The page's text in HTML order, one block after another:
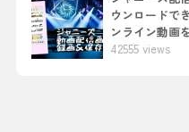
ウンロードで
ンライン動画
42555 views